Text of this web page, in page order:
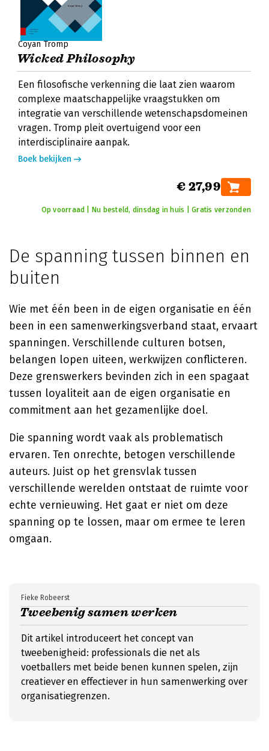
Coyan Tromp
Wicked Philosophy
Een filosofische verkenning die laat zien waarom
complexe maatschappelijke vraagstukken om
integratie van verschillende wetenschapsdomeinen
vragen. Tromp pleit overtuigend voor een
interdisciplinaire aanpak.
Boek bekijken
€ 27,99
Op voorraad | Nu besteld, dinsdag in huis | Gratis verzonden
De spanning tussen binnen en
buiten
Wie met één been in de eigen organisatie en één
been in een samenwerkingsverband staat, ervaart
spanningen. Verschillende culturen botsen,
belangen lopen uiteen, werkwijzen conflicteren.
Deze grenswerkers bevinden zich in een spagaat
tussen loyaliteit aan de eigen organisatie en
commitment aan het gezamenlijke doel.
Die spanning wordt vaak als problematisch
ervaren. Ten onrechte, betogen verschillende
auteurs. Juist op het grensvlak tussen
verschillende werelden ontstaat de ruimte voor
echte vernieuwing. Het gaat er niet om deze
spanning op te lossen, maar om ermee te leren
omgaan.
Tweebenig samen werken
Fieke Robeerst
Dit artikel introduceert het concept van
tweebenigheid: professionals die net als
voetballers met beide benen kunnen spelen, zijn
creatiever en effectiever in hun samenwerking over
organisatiegrenzen.